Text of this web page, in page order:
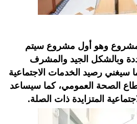
وهو أول مشروع سيتم
وبالشكل الجيد والمشرف
سيغني رصيد الخدمات الاجتماعية
الصحة العمومي، كما سيساعد
المتزايدة ذات الصلة.